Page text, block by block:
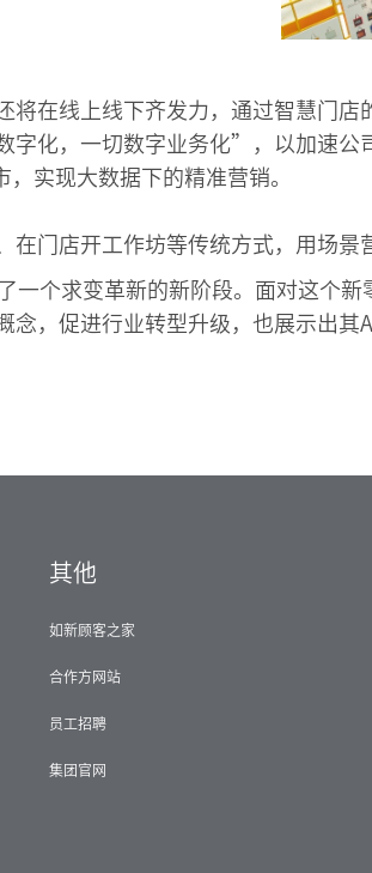
将在线上线下齐发力，通过智慧门
化，一切数字业务化”，以加速公
实现大数据下的精准营销。
门店开工作坊等传统方式，用场景
一个求变革新的新阶段。面对这个
，促进行业转型升级，也展示出其
其他
如新顾客之家
合作方网站
员工招聘
集团官网